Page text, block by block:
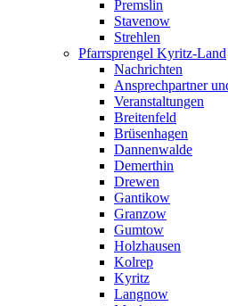
Premslin
Stavenow
Strehlen
Pfarrsprengel Kyritz-Land
Nachrichten
Ansprechpartner
Veranstaltungen
Breitenfeld
Brüsenhagen
Dannenwalde
Demerthin
Drewen
Gantikow
Granzow
Gumtow
Holzhausen
Kolrep
Kyritz
Langnow